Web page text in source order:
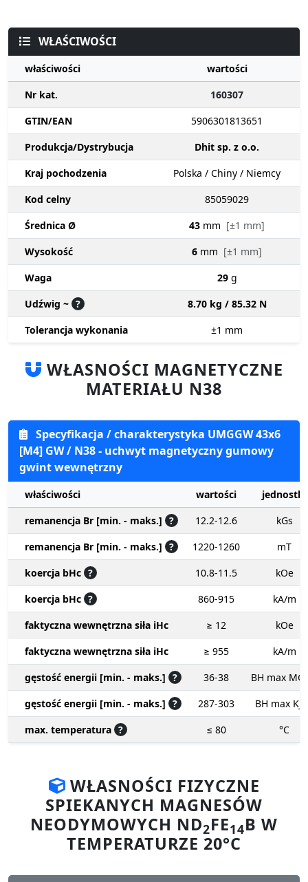
WŁAŚCIWOŚCI
właściwości
wartości
Nr kat.
160307
GTIN/EAN
5906301813651
Produkcja/Dystrybucja
Dhit sp. z o.o.
Kraj pochodzenia
Polska / Chiny / Niemcy
Kod celny
85059029
Średnica Ø
43 mm [±1 mm]
Wysokość
6 mm [±1 mm]
Waga
29 g
Udźwig ~ ?
8.70 kg / 85.32 N
Tolerancja wykonania
±1 mm
WŁASNOŚCI MAGNETYCZNE
MATERIAŁU N38
Specyfikacja / charakterystyka UMGGW 43x6
[M4] GW / N38 - uchwyt magnetyczny gumowy
gwint wewnętrzny
właściwości wartości
jednostki
remanencja Br [min. - maks.] ? 12.2-12.6
kGs
remanencja Br [min. - maks.] ? 1220-1260
mT
koercja bHc ? 10.8-11.5
kOe
koercja bHc ? 860-915
kA/m
faktyczna wewnętrzna siła iHc
≥ 12
kOe
faktyczna wewnętrzna siła iHc
≥ 955
kA/m
gęstość energii [min. - maks.] ? 36-38
BH max
gęstość energii [min. - maks.] ? 287-303
BH max
max. temperatura ? ≤ 80 °C
WŁASNOŚCI FIZYCZNE
SPIEKANYCH MAGNESÓW
NEODYMOWYCH ND2FE14B W
TEMPERATURZE 20°C